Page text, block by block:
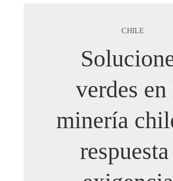
CHILE
verdes en
minería